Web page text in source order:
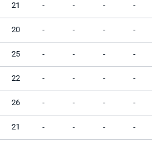
21 - - - -
20 - - - -
25 - - - -
22 - - - -
26 - - - -
21 - - - -